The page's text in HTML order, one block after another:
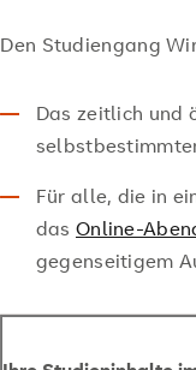
Den Studiengang
Das zeitlich und
Für alle, die in
das Online-
gegenseitigem